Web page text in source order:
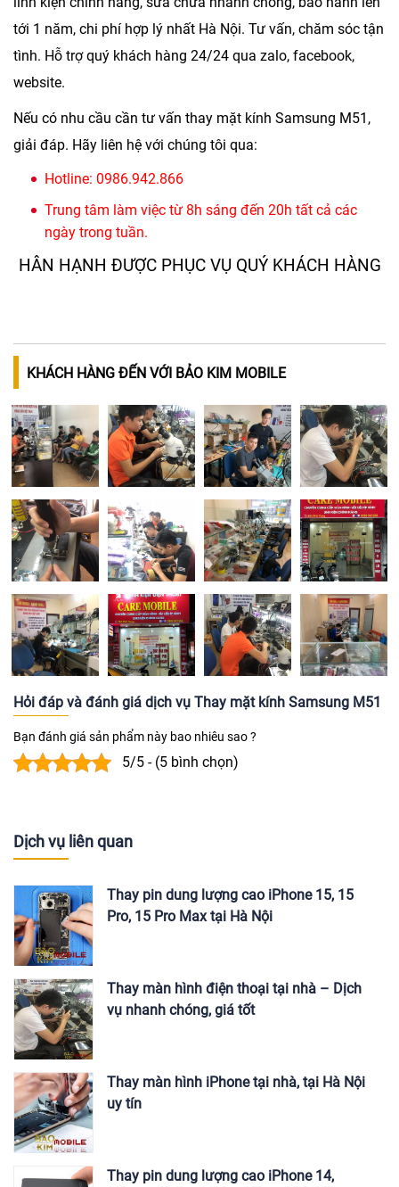
tới 1 năm, chi phí hợp lý nhất Hà Nội. Tư vấn, chăm sóc tận
tình. Hỗ trợ quý khách hàng 24/24 qua zalo, facebook,
website.
Nếu có nhu cầu cần tư vấn thay mặt kính Samsung M51 ,
giải đáp. Hãy liên hệ với chúng tôi qua:
Hotline: 0986.942.866
Trung tâm làm việc từ 8h sáng đến 20h tất cả các
ngày trong tuần.
HÂN HẠNH ĐƯỢC PHỤC VỤ QUÝ KHÁCH HÀNG
KHÁCH HÀNG ĐẾN VỚI BẢO KIM MOBILE
Hỏi đáp và đánh giá dịch vụ Thay mặt kính Samsung M51
Bạn đánh giá sản phẩm này bao nhiêu sao ?
5/5 - (5 bình chọn)
Dịch vụ liên quan
Thay pin dung lượng cao iPhone 15, 15
Pro, 15 Pro Max tại Hà Nội
Thay màn hình điện thoại tại nhà – Dịch
vụ nhanh chóng, giá tốt
Thay màn hình iPhone tại nhà, tại Hà Nội
uy tín
Thay pin dung lượng cao iPhone 14,